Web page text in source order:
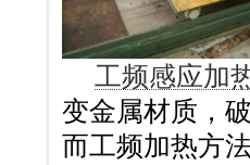
工频感应加
变金属材质，
而工频加热方